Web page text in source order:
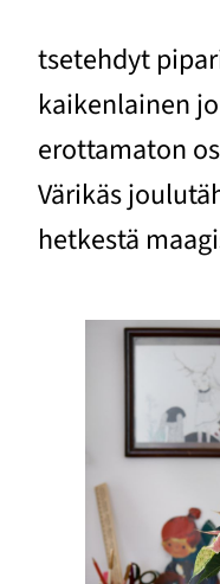
tsetehdyt
kaikenlainen
erottamaton
Värikäs
hetkestä